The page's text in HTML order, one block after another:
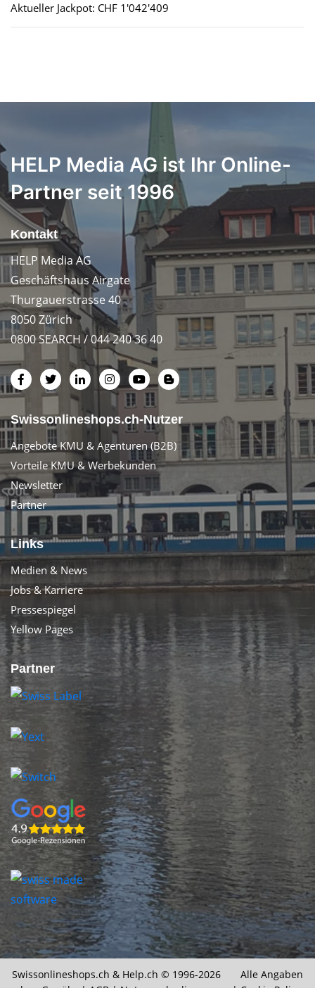
Aktueller Jackpot: CHF 1'042'409
HELP Media AG ist Ihr Online-
Partner seit 1996
Kontakt
HELP Media AG
Geschäftshaus Airgate
Thurgauerstrasse 40
8050 Zürich
0800 SEARCH / 044 240 36 40
Swissonlineshops.ch-Nutzer
Angebote KMU & Agenturen (B2B)
Vorteile KMU & Werbekunden
Newsletter
Partner
Links
Medien & News
Jobs & Karriere
Pressespiegel
Yellow Pages
Partner
Swissonlineshops.ch & Help.ch © 1996-2026 Alle Angaben